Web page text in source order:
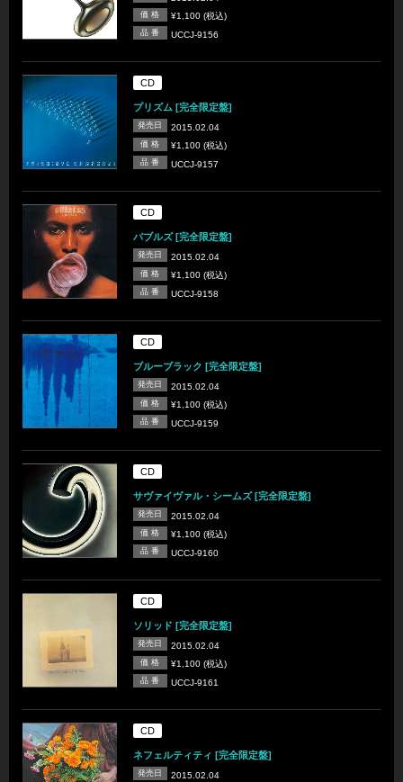
価 格 ¥1,100 (税込)
品 番 UCCJ-9156
CD
プリズム [完全限定盤]
発売日 2015.02.04
価 格 ¥1,100 (税込)
品 番 UCCJ-9157
CD
バブルズ [完全限定盤]
発売日 2015.02.04
価 格 ¥1,100 (税込)
品 番 UCCJ-9158
CD
ブルーブラック [完全限定盤]
発売日 2015.02.04
価 格 ¥1,100 (税込)
品 番 UCCJ-9159
CD
サヴァイヴァル・シームズ [完全限定盤]
発売日 2015.02.04
価 格 ¥1,100 (税込)
品 番 UCCJ-9160
CD
ソリッド [完全限定盤]
発売日 2015.02.04
価 格 ¥1,100 (税込)
品 番 UCCJ-9161
CD
ネフェルティティ [完全限定盤]
発売日 2015.02.04